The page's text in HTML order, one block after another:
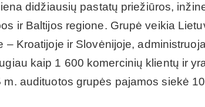
didžiausių pastatų priežiūros,
ir Baltijos regione. Grupė veikia
– Kroatijoje ir Slovėnijoje,
kaip 1 600 komercinių klientų ir
m. audituotos grupės pajamos siekė